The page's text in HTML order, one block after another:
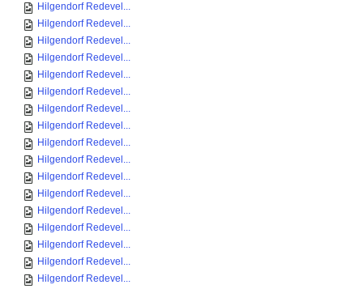
Hilgendorf Redevel...
Hilgendorf Redevel...
Hilgendorf Redevel...
Hilgendorf Redevel...
Hilgendorf Redevel...
Hilgendorf Redevel...
Hilgendorf Redevel...
Hilgendorf Redevel...
Hilgendorf Redevel...
Hilgendorf Redevel...
Hilgendorf Redevel...
Hilgendorf Redevel...
Hilgendorf Redevel...
Hilgendorf Redevel...
Hilgendorf Redevel...
Hilgendorf Redevel...
Hilgendorf Redevel...